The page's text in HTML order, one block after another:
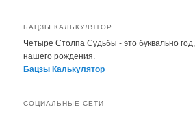
БАЦЗЫ КАЛЬКУЛЯТОР
Четыре Столпа Судьбы - это буквально
нашего рождения.
Бацзы Калькулятор
СОЦИАЛЬНЫЕ СЕТИ